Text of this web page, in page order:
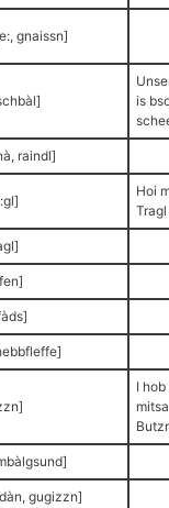
gnaissn]
is
raindl]
Hoi
I
gugizzn]